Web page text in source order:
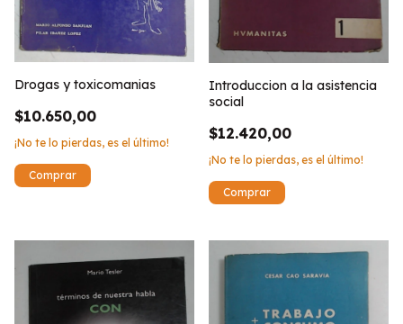
Drogas y toxicomanias
$10.650,00
¡No te lo pierdas, es el último!
Introduccion a la asistencia
social
$12.420,00
¡No te lo pierdas, es el último!